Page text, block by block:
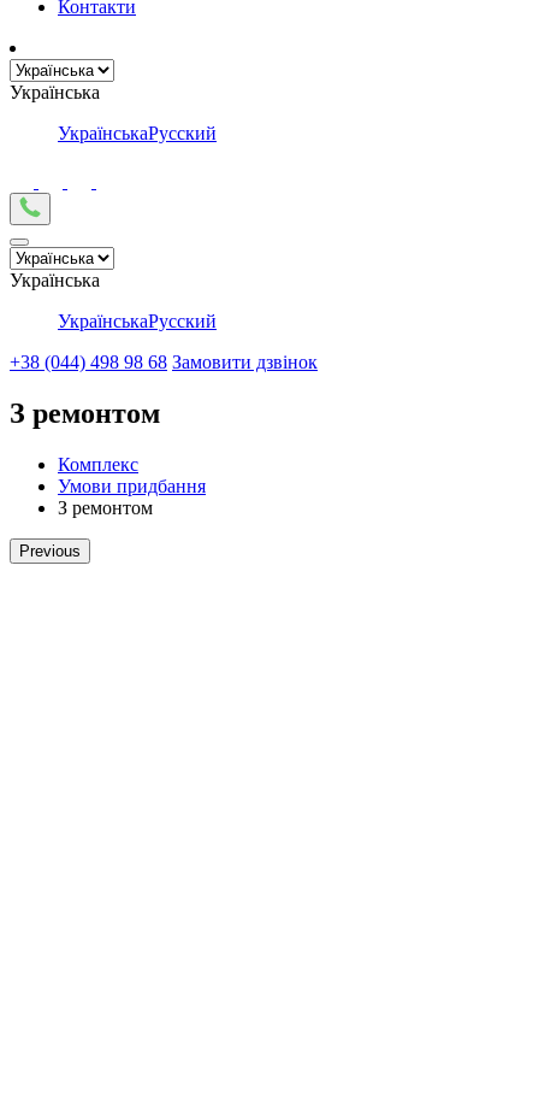
Контакти
Українська
УкраїнськаРусский
Українська
УкраїнськаРусский
+38 (044) 498 98 68 Замовити дзвінок
З ремонтом
Комплекс
Умови придбання
З ремонтом
Previous